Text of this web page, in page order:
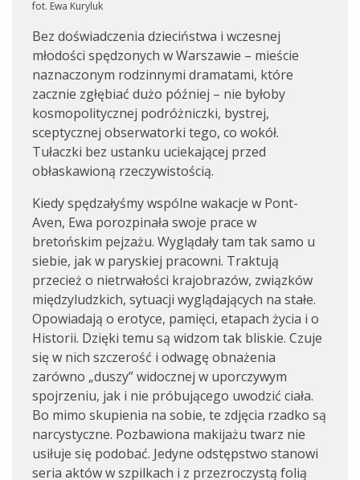
fot. Ewa Kuryluk
Bez doświadczenia dzieciństwa i wczesnej
młodości spędzonych w Warszawie – mieście
naznaczonym rodzinnymi dramatami, które
zacznie zgłębiać dużo później – nie byłoby
kosmopolitycznej podróżniczki, bystrej,
sceptycznej obserwatorki tego, co wokół.
Tułaczki bez ustanku uciekającej przed
obłaskawioną rzeczywistością.
Kiedy spędzałyśmy wspólne wakacje w Pont-
Aven, Ewa porozpinała swoje prace w
bretońskim pejzażu. Wyglądały tam tak samo u
siebie, jak w paryskiej pracowni. Traktują
przecież o nietrwałości krajobrazów, związków
międzyludzkich, sytuacji wyglądających na stałe.
Opowiadają o erotyce, pamięci, etapach życia i o
Historii. Dzięki temu są widzom tak bliskie. Czuje
się w nich szczerość i odwagę obnażenia
zarówno „duszy” widocznej w uporczywym
spojrzeniu, jak i nie próbującego uwodzić ciała.
Bo mimo skupienia na sobie, te zdjęcia rzadko są
narcystyczne. Pozbawiona makijażu twarz nie
usiłuje się podobać. Jedyne odstępstwo stanowi
seria aktów w szpilkach i z przezroczystą folią